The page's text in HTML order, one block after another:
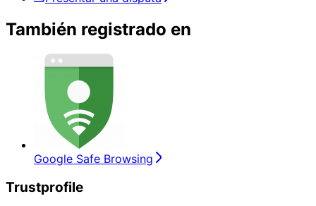
También registrado en
Google Safe Browsing
Trustprofile